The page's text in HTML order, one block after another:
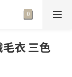
衣 三色